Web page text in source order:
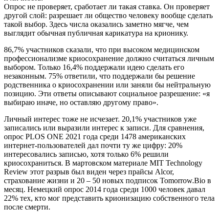
Опрос не проверяет, сработает ли такая ставка. Он проверяет
другой слой: разрешает ли общество человеку вообще сделать
такой выбор. Здесь числа оказались заметно мягче, чем
выглядит обычная публичная карикатура на крионику.
86,7% участников сказали, что при высоком медицинском
профессионализме криосохранение должно считаться личным
выбором. Только 16,4% поддержали идею сделать его
незаконным. 75% ответили, что поддержали бы решение
родственника о криосохранении или заняли бы нейтральную
позицию. Эти ответы описывают социальное разрешение: «я
выбираю иначе, но оставляю другому право».
Личный интерес тоже не исчезает. 20,1% участников уже
записались или выразили интерес к записи. Для сравнения,
опрос PLOS ONE 2021 года среди 1478 американских
интернет-пользователей дал почти ту же цифру: 20%
интересовались записью, хотя только 6% решили
криосохраниться. В мартовском материале MIT Technology
Review этот разрыв был виден через прайсы Alcor,
страхование жизни и 20 – 50 новых подписок Tomorrow.Bio в
месяц. Немецкий опрос 2014 года среди 1000 человек давал
22% тех, кто мог представить крионизацию собственного тела
после смерти.